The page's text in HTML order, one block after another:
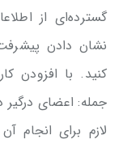
گسترده‌ای از
نشان دادن
کنید. با افزودن
جمله: اعضای
لازم برای